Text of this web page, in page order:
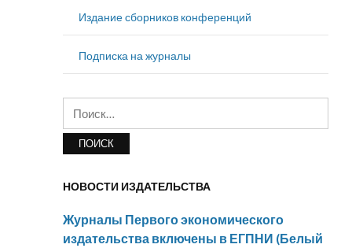
Издание сборников конференций
Подписка на журналы
НОВОСТИ ИЗДАТЕЛЬСТВА
Журналы Первого экономического
издательства включены в ЕГПНИ (Белый